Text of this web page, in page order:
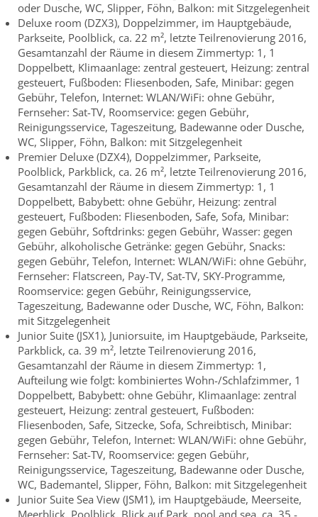
oder Dusche, WC, Slipper, Föhn, Balkon: mit Sitzgelegenheit
Deluxe room (DZX3), Doppelzimmer, im Hauptgebäude,
Parkseite, Poolblick, ca. 22 m², letzte Teilrenovierung 2016,
Gesamtanzahl der Räume in diesem Zimmertyp: 1, 1
Doppelbett, Klimaanlage: zentral gesteuert, Heizung: zentral
gesteuert, Fußboden: Fliesenboden, Safe, Minibar: gegen
Gebühr, Telefon, Internet: WLAN/WiFi: ohne Gebühr,
Fernseher: Sat-TV, Roomservice: gegen Gebühr,
Reinigungsservice, Tageszeitung, Badewanne oder Dusche,
WC, Slipper, Föhn, Balkon: mit Sitzgelegenheit
Premier Deluxe (DZX4), Doppelzimmer, Parkseite,
Poolblick, Parkblick, ca. 26 m², letzte Teilrenovierung 2016,
Gesamtanzahl der Räume in diesem Zimmertyp: 1, 1
Doppelbett, Babybett: ohne Gebühr, Heizung: zentral
gesteuert, Fußboden: Fliesenboden, Safe, Sofa, Minibar:
gegen Gebühr, Softdrinks: gegen Gebühr, Wasser: gegen
Gebühr, alkoholische Getränke: gegen Gebühr, Snacks:
gegen Gebühr, Telefon, Internet: WLAN/WiFi: ohne Gebühr,
Fernseher: Flatscreen, Pay-TV, Sat-TV, SKY-Programme,
Roomservice: gegen Gebühr, Reinigungsservice,
Tageszeitung, Badewanne oder Dusche, WC, Föhn, Balkon:
mit Sitzgelegenheit
Junior Suite (JSX1), Juniorsuite, im Hauptgebäude, Parkseite,
Parkblick, ca. 39 m², letzte Teilrenovierung 2016,
Gesamtanzahl der Räume in diesem Zimmertyp: 1,
Aufteilung wie folgt: kombiniertes Wohn-/Schlafzimmer, 1
Doppelbett, Babybett: ohne Gebühr, Klimaanlage: zentral
gesteuert, Heizung: zentral gesteuert, Fußboden:
Fliesenboden, Safe, Sitzecke, Sofa, Schreibtisch, Minibar:
gegen Gebühr, Telefon, Internet: WLAN/WiFi: ohne Gebühr,
Fernseher: Sat-TV, Roomservice: gegen Gebühr,
Reinigungsservice, Tageszeitung, Badewanne oder Dusche,
WC, Bademantel, Slipper, Föhn, Balkon: mit Sitzgelegenheit
Junior Suite Sea View (JSM1), im Hauptgebäude, Meerseite,
Meerblick, Poolblick, Blick auf Park, pool and sea, ca. 35 -